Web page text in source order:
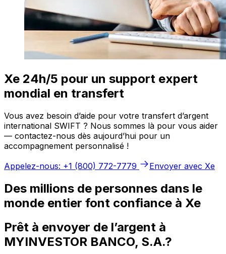
Xe 24h/5 pour un support expert
mondial en transfert
Vous avez besoin d’aide pour votre transfert d’argent
international SWIFT ? Nous sommes là pour vous aider
— contactez-nous dès aujourd’hui pour un
accompagnement personnalisé !
Appelez-nous: +1 (800) 772-7779
Envoyer avec Xe
Des millions de personnes dans le
monde entier font confiance à Xe
Prêt à envoyer de l’argent à
MYINVESTOR BANCO, S.A.?